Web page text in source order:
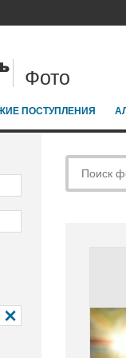
Фото
ПОСТУПЛЕНИЯ